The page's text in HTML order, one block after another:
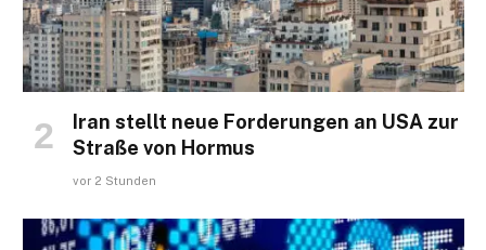
Iran stellt neue Forderungen an USA zur
Straße von Hormus
vor 2 Stunden